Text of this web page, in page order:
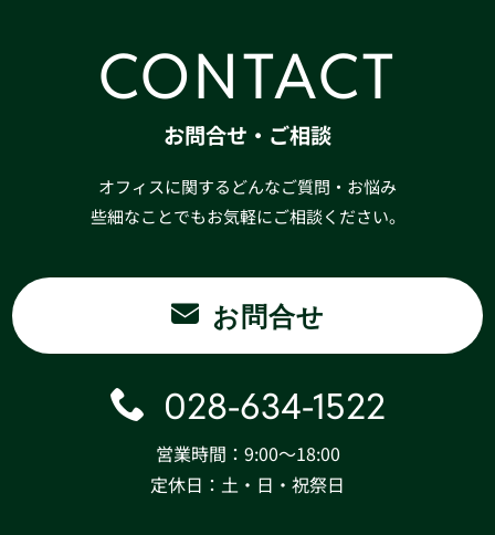
CONTACT
お問合せ・ご相談
オフィスに関するどんなご質問・お悩み
些細なことでもお気軽にご相談ください。
お問合せ
028-634-1522
営業時間：9:00〜18:00
定休日：土・日・祝祭日